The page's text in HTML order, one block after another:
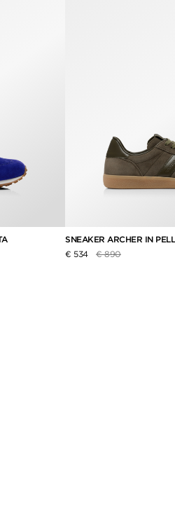
SNEAKER ARCHER IN
€ 534
Prezzo ridotto da
€ 890a